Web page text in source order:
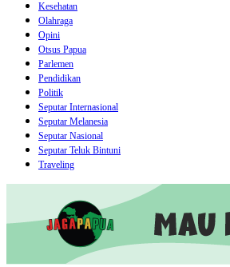
Kesehatan
Olahraga
Opini
Otsus Papua
Parlemen
Pendidikan
Politik
Seputar Internasional
Seputar Melanesia
Seputar Nasional
Seputar Teluk Bintuni
Traveling